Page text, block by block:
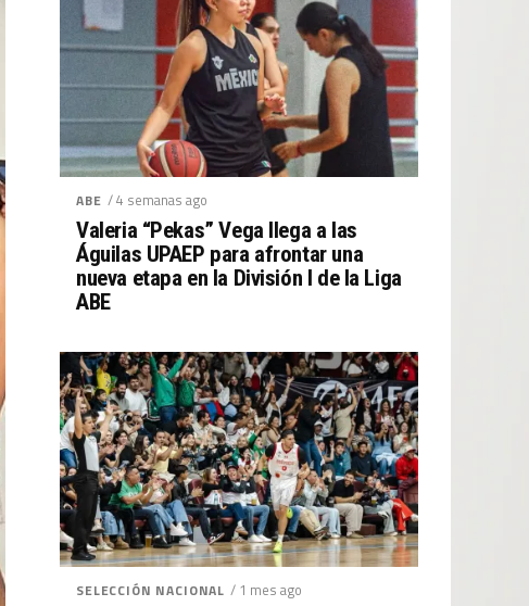
ABE / 4 semanas ago
Valeria “Pekas” Vega llega a las
Águilas UPAEP para afrontar una
nueva etapa en la División I de la Liga
ABE
SELECCIÓN NACIONAL / 1 mes ago